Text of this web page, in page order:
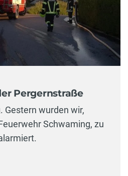
Pergernstraße
Gestern wurden wir,
Schwaming, zu